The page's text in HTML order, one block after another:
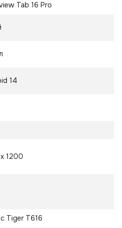
Tab 16 Pro
14
1200
Tiger T616